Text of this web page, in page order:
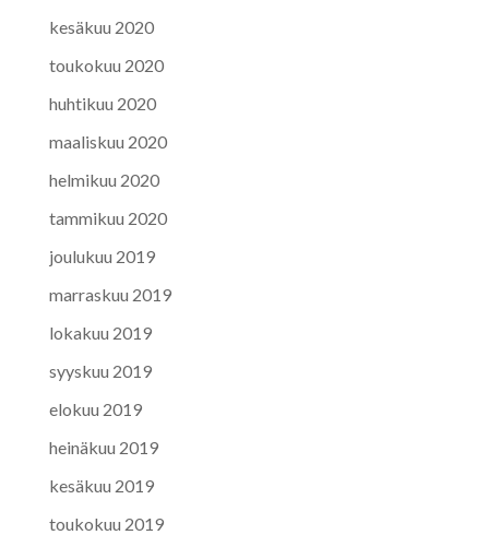
kesäkuu 2020
toukokuu 2020
huhtikuu 2020
maaliskuu 2020
helmikuu 2020
tammikuu 2020
joulukuu 2019
marraskuu 2019
lokakuu 2019
syyskuu 2019
elokuu 2019
heinäkuu 2019
kesäkuu 2019
toukokuu 2019